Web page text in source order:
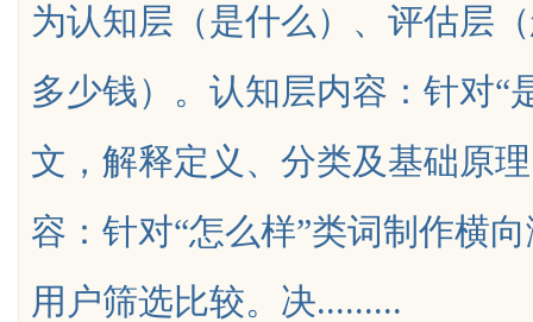
uz为认知层（是什么）、评估层
多少钱）。认知层内容：针对“
文，解释定义、分类及基础原
容：针对“怎么样”类词制作横
用户筛选比较。决.........